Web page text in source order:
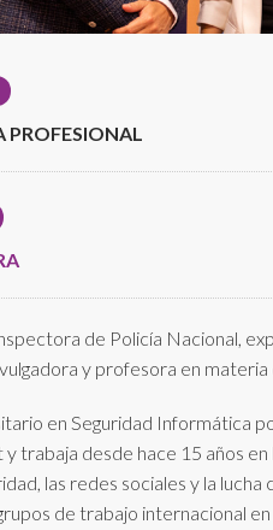
PROFESIONAL
de Policía Nacional,
y profesora en
en Seguridad Informática
trabaja desde hace 15 años en
las redes sociales y la
de trabajo internacional